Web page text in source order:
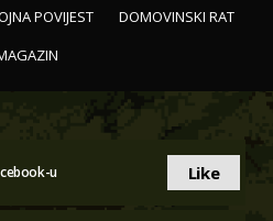
POVIJEST
DOMOVINSKI RAT
u Like